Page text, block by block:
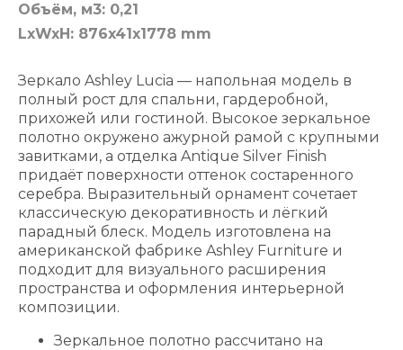
Объём, м3: 0,21
LxWxH: 876x41x1778 mm
Зеркало Ashley Lucia — напольная модель в
полный рост для спальни, гардеробной,
прихожей или гостиной. Высокое зеркальное
полотно окружено ажурной рамой с крупными
завитками, а отделка Antique Silver Finish
придаёт поверхности оттенок состаренного
серебра. Выразительный орнамент сочетает
классическую декоративность и лёгкий
парадный блеск. Модель изготовлена на
американской фабрике Ashley Furniture и
подходит для визуального расширения
пространства и оформления интерьерной
композиции.
Зеркальное полотно рассчитано на